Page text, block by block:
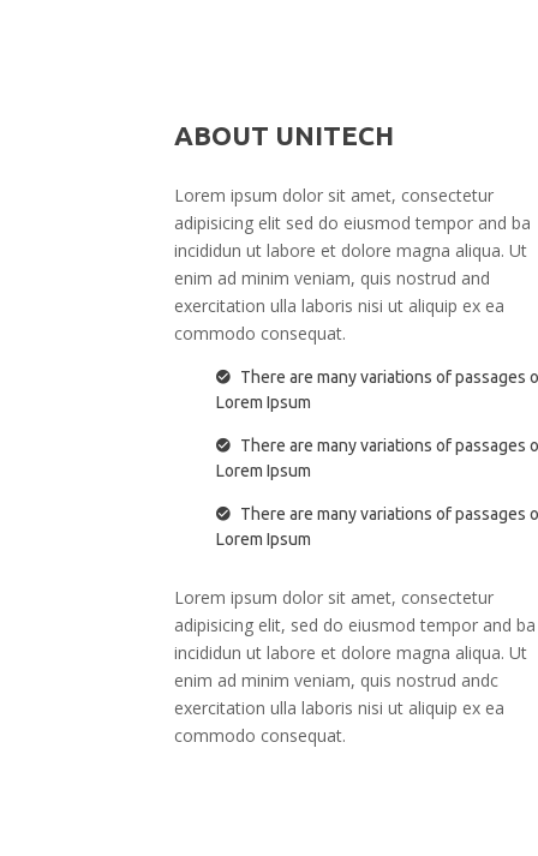
ABOUT UNITECH
Lorem ipsum dolor sit amet, consectetur
adipisicing elit sed do eiusmod tempor and ba
incididun ut labore et dolore magna aliqua. Ut
enim ad minim veniam, quis nostrud and
exercitation ulla laboris nisi ut aliquip ex ea
commodo consequat.
There are many variations of passages
Lorem Ipsum
There are many variations of passages
Lorem Ipsum
There are many variations of passages
Lorem Ipsum
Lorem ipsum dolor sit amet, consectetur
adipisicing elit, sed do eiusmod tempor and ba
incididun ut labore et dolore magna aliqua. Ut
enim ad minim veniam, quis nostrud andc
exercitation ulla laboris nisi ut aliquip ex ea
commodo consequat.